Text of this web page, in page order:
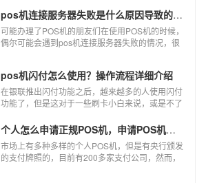
pos机连接服务器失败是什么原因导致的？附解决办法
可能办理了POS机的朋友们在使用POS机的时候，
偶尔可能会遇到pos机连接服务器失败的情况，很
失败是什么原因导致的？以及出现这种情况又该如
何解决。
pos机闪付怎么使用？操作流程详细介绍
在银联推出闪付功能之后，越来越多的人使用闪付
功能了，但是这对于一些刷卡小白来说，或是不了
闪付功能，因此，针对这种情况，下面小编就来给
大家讲一讲POS机闪付怎么挥卡操作交易。
个人怎么申请正规POS机，申请POS机需要注意什么？
市场上有多种多样的个人POS机，但是有央行颁发
的支付牌照的，目前有200多家支付公司，然而，